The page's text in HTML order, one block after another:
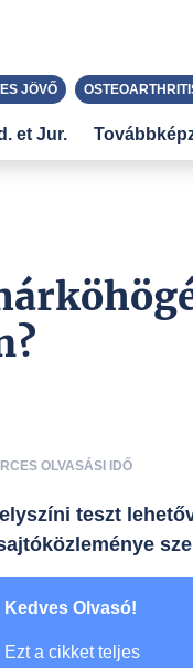
OLVASÁSI IDŐ
teszt
Kedves Olvasó!
Ezt a cikket teljes
JÖVŐ
et Jur.